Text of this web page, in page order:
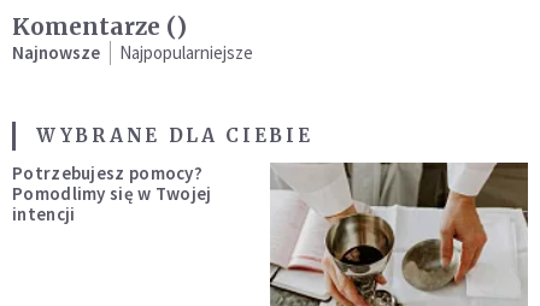
Komentarze ()
Najnowsze Najpopularniejsze
WYBRANE DLA CIEBIE
Potrzebujesz pomocy?
Pomodlimy się w Twojej
intencji